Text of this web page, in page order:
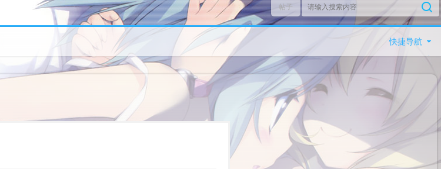
帖子
快捷导航